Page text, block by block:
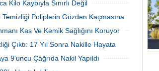
dünyada son derece nadir görülen
Kilo Kaybıyla Sınırlı Değil
06 Ağustos 2026 Perşembe 16:23
Temizliği Poliplerin Gözden Kaçmasına
Kas Ve Kemik Sağlığını Koruyor
06 Ağustos 2026 Perşembe 16:17
Çıktı: 17 Yıl Sonra Nakille Hayata
9'uncu Çağrıda Nakil Yapıldı